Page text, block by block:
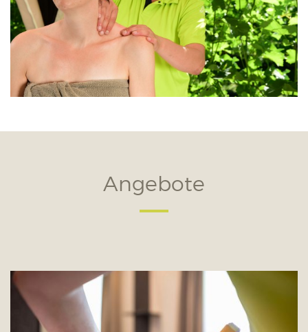
Angebote